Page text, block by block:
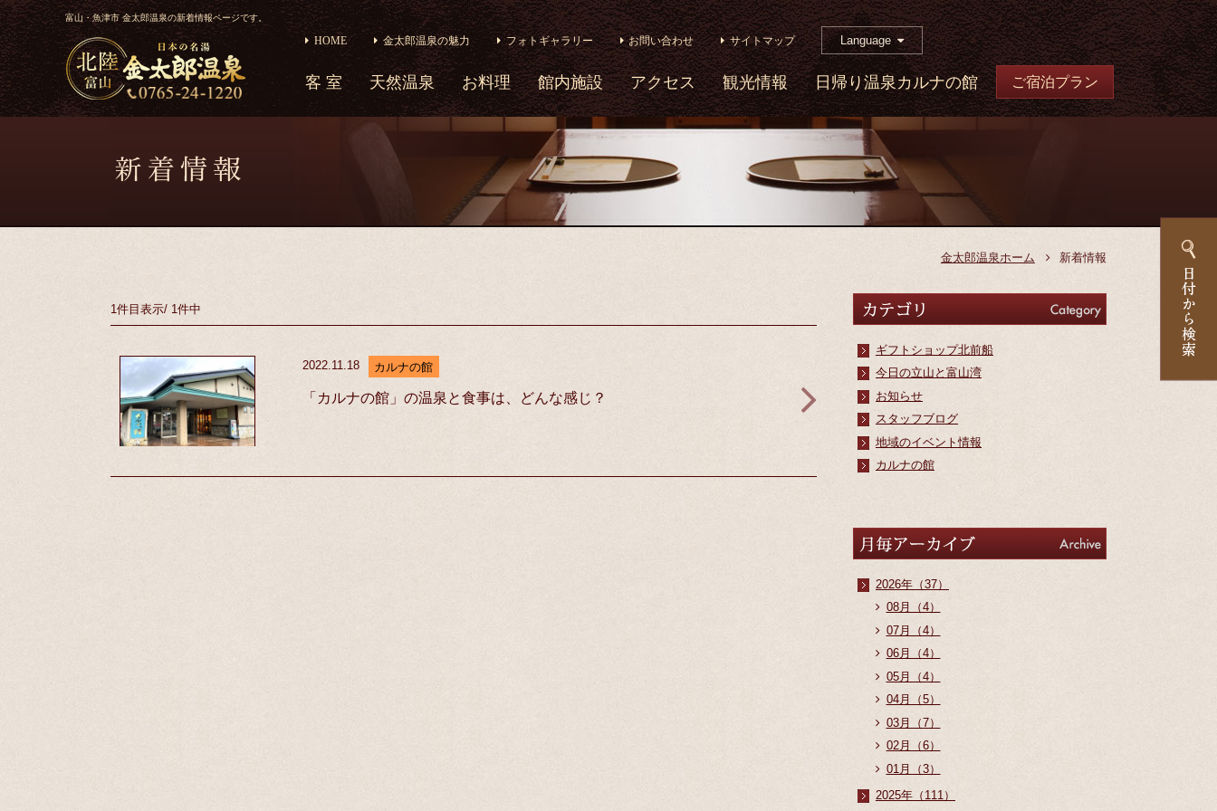
富山・魚津市 金太郎温泉の新着情報ページです。
HOME 金太郎温泉の魅力 フォトギャラリー お問い合わせ サイトマップ Language
客 室 天然温泉 お料理 館内施設 アクセス 観光情報 日帰り温泉カルナの館 ご宿泊プラン
金太郎温泉ホーム 新着情報
1件目 表示/ 1件中
2022.11.18 カルナの館
「カルナの館」の温泉と食事は、どんな感じ？
ギフトショップ北前船
今日の立山と富山湾
お知らせ
スタッフブログ
地域のイベント情報
カルナの館
2026年（37）
08月（4）
07月（4）
06月（4）
05月（4）
04月（5）
03月（7）
02月（6）
01月（3）
2025年（111）